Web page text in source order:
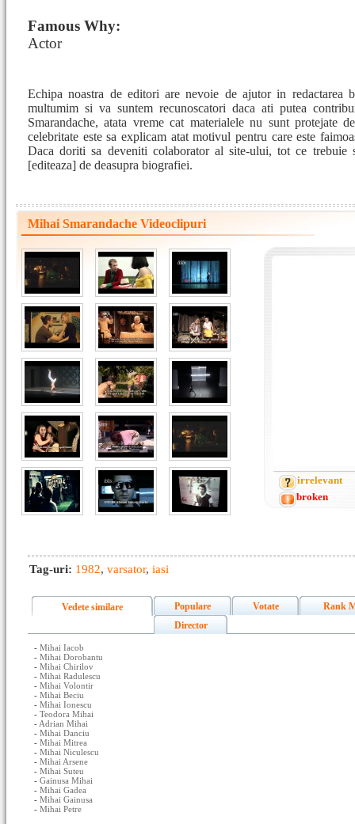
Famous Why:
Actor
Echipa noastra de editori are nevoie de ajutor in redactarea
multumim si va suntem recunoscatori daca ati putea
Smarandache, atata vreme cat materialele nu sunt protejate
celebritate este sa explicam atat motivul pentru care este
Daca doriti sa deveniti colaborator al site-ului, tot ce
[editeaza] de deasupra biografiei.
Mihai Smarandache Videoclipuri
irrelevant
broken
Tag-uri: 1982, varsator, iasi
Vedete similare Populare Votate
Rank
Director
- Mihai Iacob
- Mihai Dorobantu
- Mihai Chirilov
- Mihai Radulescu
- Mihai Volontir
- Mihai Beciu
- Mihai Ionescu
- Teodora Mihai
- Adrian Mihai
- Mihai Danciu
- Mihai Mitrea
- Mihai Niculescu
- Mihai Arsene
- Mihai Suteu
- Gainusa Mihai
- Mihai Gadea
- Mihai Gainusa
- Mihai Petre